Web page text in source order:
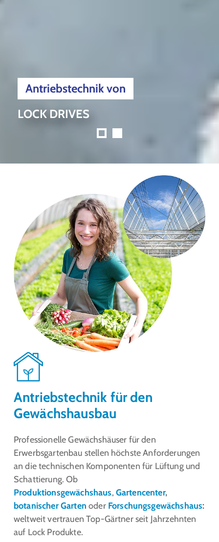
LOCK DRIVES
Antriebstechnik von
Antriebstechnik für den
Gewächshausbau
Professionelle Gewächshäuser für den
Erwerbsgartenbau stellen höchste Anforderungen
an die technischen Komponenten für Lüftung und
Schattierung. Ob
Produktionsgewächshaus, Gartencenter,
botanischer Garten oder Forschungsgewächshaus:
weltweit vertrauen Top-Gärtner seit Jahrzehnten
auf Lock Produkte.